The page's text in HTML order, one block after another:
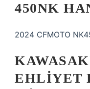
450NK
2024 CFMOTO
EHLIYET